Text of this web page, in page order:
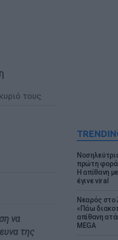
πρώτη φορά
Η απίθανη
έγινε viral
Νεαρός στο
«Πάω
απίθανη
MEGA
να
της